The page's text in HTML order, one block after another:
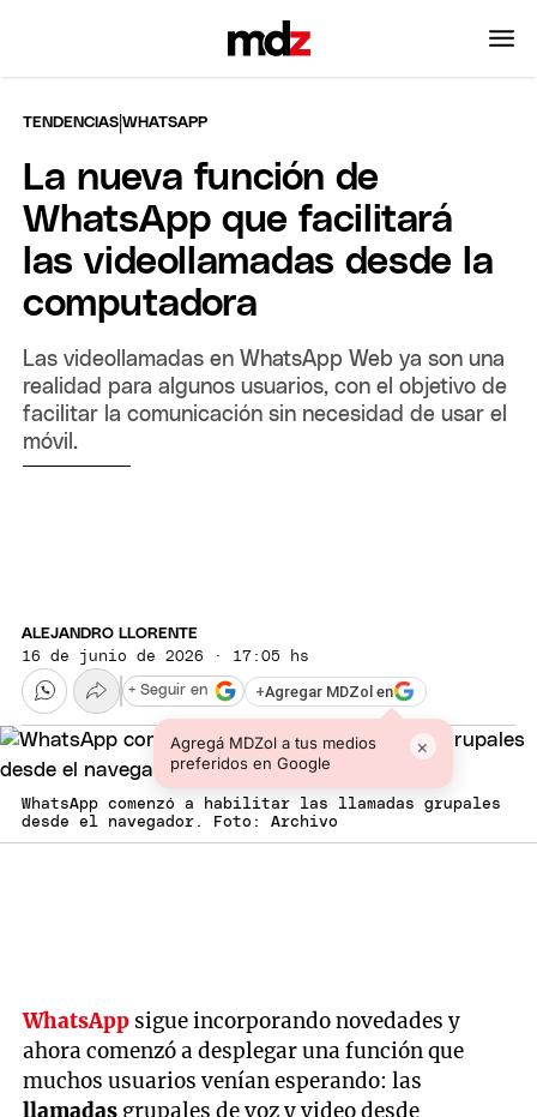
TENDENCIAS |WHATSAPP
La nueva función de
WhatsApp que facilitará
las videollamadas desde la
computadora
Las videollamadas en WhatsApp Web ya son una
realidad para algunos usuarios, con el objetivo de
facilitar la comunicación sin necesidad de usar el
móvil.
ALEJANDRO LLORENTE
16 de junio de 2026 · 17:05 hs
+Agregar MDZol en
Agregá MDZol a tus medios
preferidos en Google
×
+ Seguir en
WhatsApp comenzó a habilitar las llamadas grupales
desde el navegador. Foto: Archivo
WhatsApp sigue incorporando novedades y
ahora comenzó a desplegar una función que
muchos usuarios venían esperando: las
llamadas grupales de voz y video desde